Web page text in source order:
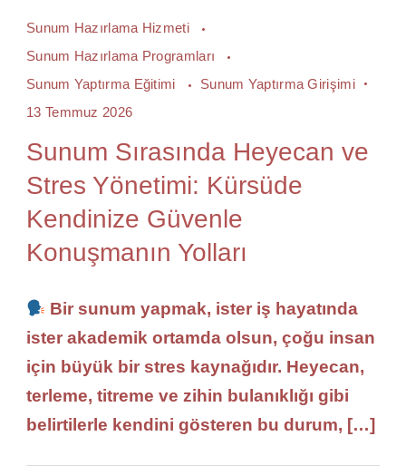
Sunum Hazırlama Hizmeti
Sunum Hazırlama Programları
Sunum Yaptırma Eğitimi
Sunum Yaptırma Girişimi
13 Temmuz 2026
Sunum Sırasında Heyecan ve
Stres Yönetimi: Kürsüde
Kendinize Güvenle
Konuşmanın Yolları
Bir sunum yapmak, ister iş hayatında
ister akademik ortamda olsun, çoğu insan
için büyük bir stres kaynağıdır. Heyecan,
terleme, titreme ve zihin bulanıklığı gibi
belirtilerle kendini gösteren bu durum, […]